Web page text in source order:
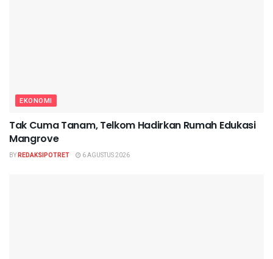
EKONOMI
Tak Cuma Tanam, Telkom Hadirkan Rumah Edukasi
Mangrove
BYREDAKSIPOTRET 6 AGUSTUS 2026